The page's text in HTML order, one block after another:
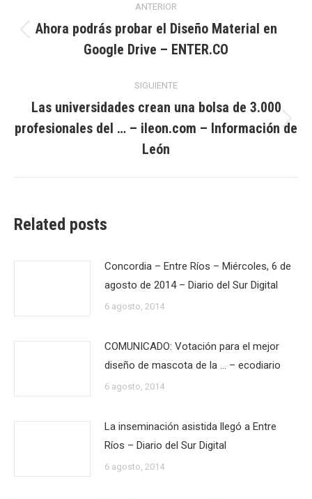
entre
publicaciones
ANTERIOR
Publicación
anterior:
Ahora podrás probar el Diseño Material en
Google Drive – ENTER.CO
SIGUIENTE
Publicación
siguiente:
Las universidades crean una bolsa de 3.000
profesionales del … – ileon.com – Información de
León
Related posts
Concordia – Entre Ríos – Miércoles, 6 de
agosto de 2014 – Diario del Sur Digital
6 agosto, 2014
COMUNICADO: Votación para el mejor
diseño de mascota de la … – ecodiario
6 agosto, 2014
La inseminación asistida llegó a Entre
Ríos – Diario del Sur Digital
6 agosto, 2014